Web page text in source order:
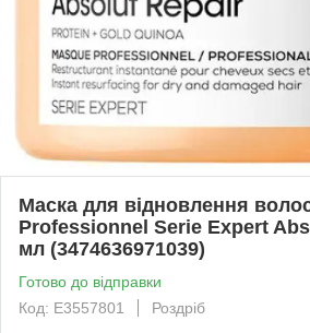
Маска для відновлення
Professionnel Serie Expert
мл (3474636971039)
Готово до відправки
Код: E3557801
Роздріб